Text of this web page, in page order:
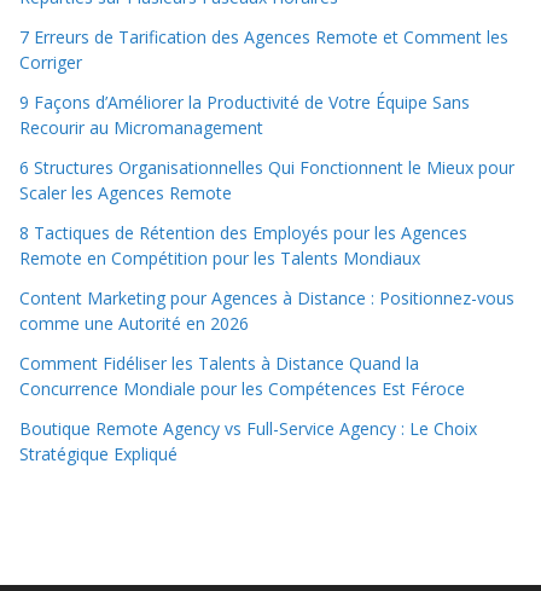
7 Erreurs de Tarification des Agences Remote et Comment les
Corriger
9 Façons d’Améliorer la Productivité de Votre Équipe Sans
Recourir au Micromanagement
6 Structures Organisationnelles Qui Fonctionnent le Mieux pour
Scaler les Agences Remote
8 Tactiques de Rétention des Employés pour les Agences
Remote en Compétition pour les Talents Mondiaux
Content Marketing pour Agences à Distance : Positionnez-vous
comme une Autorité en 2026
Comment Fidéliser les Talents à Distance Quand la
Concurrence Mondiale pour les Compétences Est Féroce
Boutique Remote Agency vs Full-Service Agency : Le Choix
Stratégique Expliqué